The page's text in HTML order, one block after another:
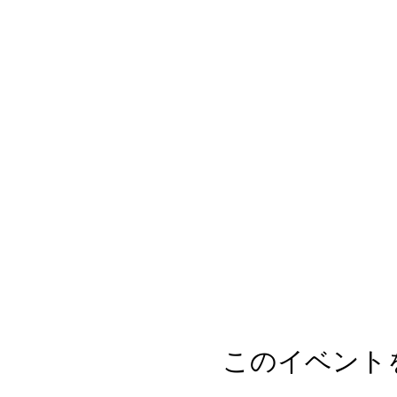
このイベント